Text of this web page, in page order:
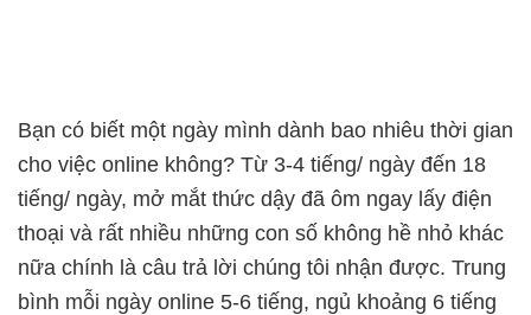
Bạn có biết một ngày mình dành bao nhiêu thời gian
cho việc online không? Từ 3-4 tiếng/ ngày đến 18
tiếng/ ngày, mở mắt thức dậy đã ôm ngay lấy điện
thoại và rất nhiều những con số không hề nhỏ khác
nữa chính là câu trả lời chúng tôi nhận được. Trung
bình mỗi ngày online 5-6 tiếng, ngủ khoảng 6 tiếng